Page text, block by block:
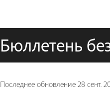
Бюллетень
Последнее обновление 28 сент.